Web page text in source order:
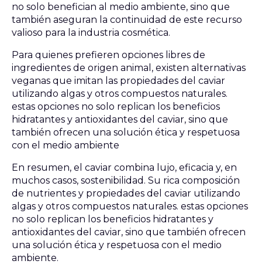
no solo benefician al medio ambiente, sino que
también aseguran la continuidad de este recurso
valioso para la industria cosmética.
Para quienes prefieren opciones libres de
ingredientes de origen animal, existen alternativas
veganas que imitan las propiedades del caviar
utilizando algas y otros compuestos naturales.
estas opciones no solo replican los beneficios
hidratantes y antioxidantes del caviar, sino que
también ofrecen una solución ética y respetuosa
con el medio ambiente
En resumen, el caviar combina lujo, eficacia y, en
muchos casos, sostenibilidad. Su rica composición
de nutrientes y propiedades del caviar utilizando
algas y otros compuestos naturales. estas opciones
no solo replican los beneficios hidratantes y
antioxidantes del caviar, sino que también ofrecen
una solución ética y respetuosa con el medio
ambiente.